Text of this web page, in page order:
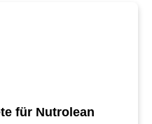
für Nutrolean